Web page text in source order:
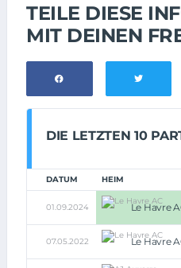
TEILE DIESE
MIT DEINEN
DIE LETZTEN 10
DATUM HEIM
01.09.2024 Le Havre
07.05.2022 Le Havre